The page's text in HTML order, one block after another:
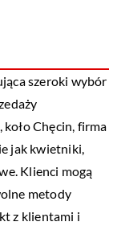
szeroki wybór
Chęcin, firma
jak kwietniki,
Klienci mogą
metody
z klientami i